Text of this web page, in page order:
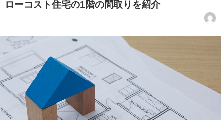
ローコスト住宅の1階の間取りを紹介